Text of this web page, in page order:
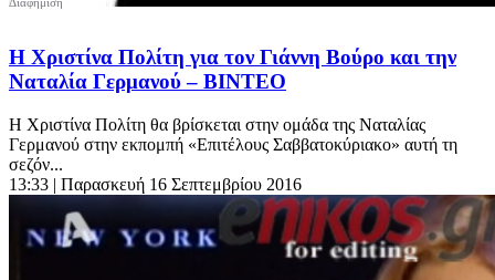
Η Χριστίνα Πολίτη για τον Γιάννη Βούρο και την
Ναταλία Γερμανού – ΒΙΝΤΕΟ
Η Χριστίνα Πολίτη θα βρίσκεται στην ομάδα της Ναταλίας
Γερμανού στην εκπομπή «Επιτέλους Σαββατοκύριακο» αυτή τη
σεζόν...
13:33 | Παρασκευή 16 Σεπτεμβρίου 2016